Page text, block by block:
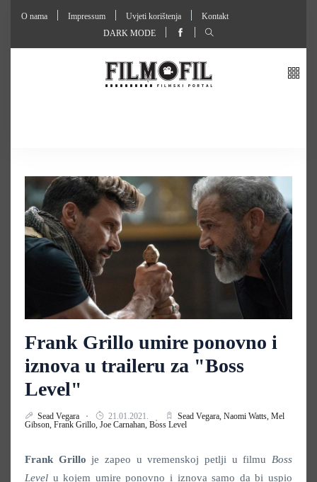
O nama Impressum Uvjeti korištenja
Kontakt
DARK MODE
Frank Grillo umire ponovno i
iznova u traileru za "Boss
Level"
Sead Vegara 21.01.2021. Sead Vegara, Naomi Watts, Mel
Gibson, Frank Grillo, Joe Carnahan, Boss Level
Frank Grillo je zapeo u vremenskoj petlji u filmu Boss
Level u kojem umire ponovno i iznova samo da bi uspio